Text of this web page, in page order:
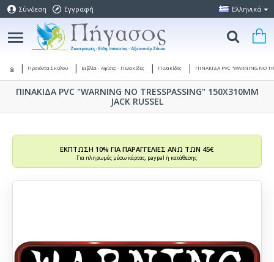
Σύνδεση Εγγραφή Ελληνικά
Προϊόντα Σκύλου Βιβλία - Αφίσες - Πινακίδες Πινακίδες ΠΙΝΑΚΙΔΑ PVC "WARNING ΝΟ
ΠΙΝΑΚΙΔΑ PVC "WARNING ΝΟ TRESSPASSING" 150Χ310ΜΜ
JACK RUSSEL
ΕΚΠΤΩΣΗ 10% ΓΙΑ ΠΑΡΑΓΓΕΛΙΕΣ ΑΝΩ ΤΩΝ 45€
Για πληρωμές μέσω κάρτας, paypal ή κατάθεσης